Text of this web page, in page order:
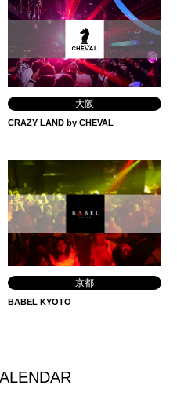
大阪
CRAZY LAND by CHEVAL
京都
BABEL KYOTO